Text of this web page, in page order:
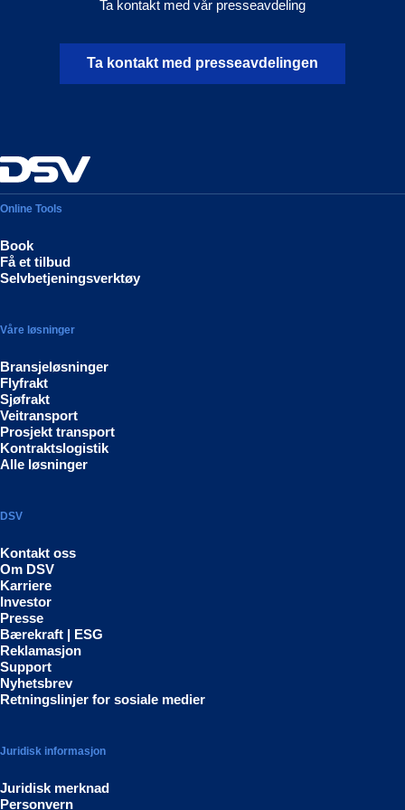
Ta kontakt med vår presseavdeling
Ta kontakt med presseavdelingen
Online Tools
Book
Få et tilbud
Selvbetjeningsverktøy
Våre løsninger
Bransjeløsninger
Flyfrakt
Sjøfrakt
Veitransport
Prosjekt transport
Kontraktslogistik
Alle løsninger
DSV
Kontakt oss
Om DSV
Karriere
Investor
Presse
Bærekraft | ESG
Reklamasjon
Support
Nyhetsbrev
Retningslinjer for sosiale medier
Juridisk informasjon
Juridisk merknad
Personvern